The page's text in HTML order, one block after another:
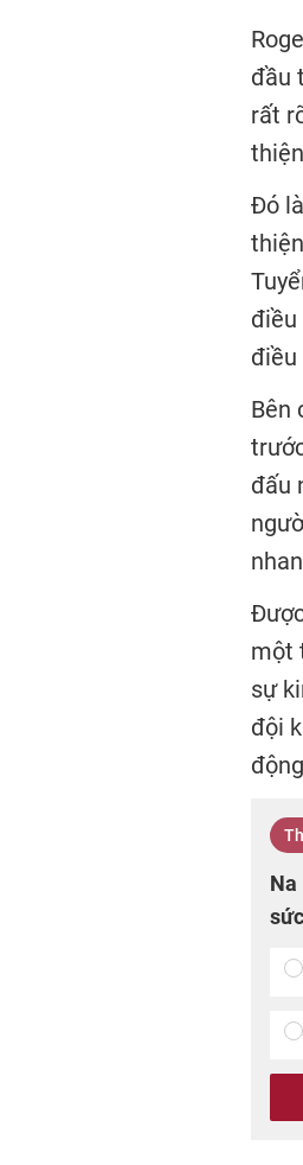
đầu
rất
Đó
điều
điều
Bên
đấu
một
sự
đội
Na